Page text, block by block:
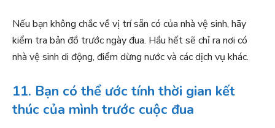
Nếu bạn không chắc về vị trí sẵn có của nhà vệ sinh, hãy
kiểm tra bản đồ trước ngày đua. Hầu hết sẽ chỉ ra nơi có
nhà vệ sinh di động, điểm dừng nước và các dịch vụ khác.
11. Bạn có thể ước tính thời gian kết
thúc của mình trước cuộc đua